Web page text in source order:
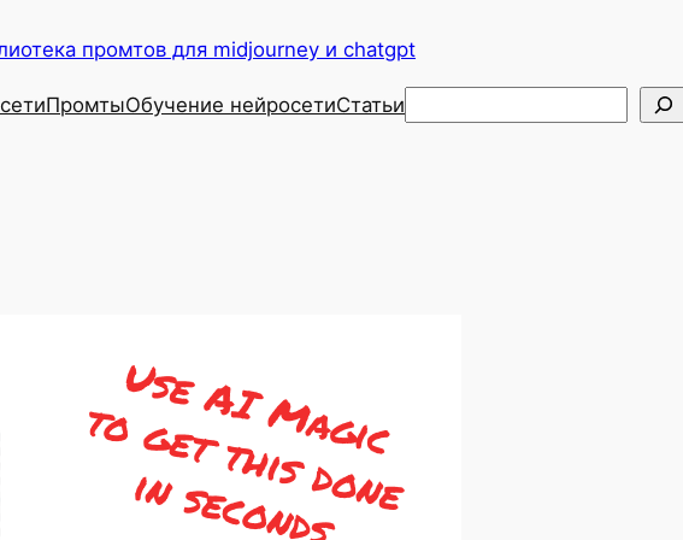
промтов для midjourney и chatgpt
ПромтыОбучение нейросетиСтатьи